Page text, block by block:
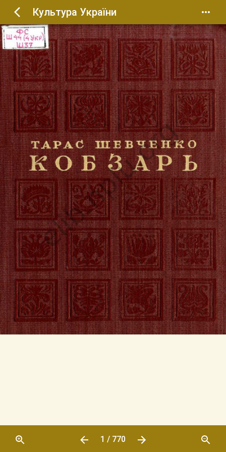
Культура України
1 / 770